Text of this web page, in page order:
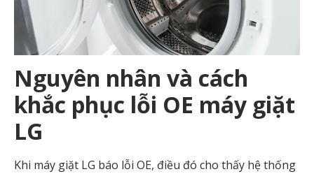
Nguyên nhân và cách
khắc phục lỗi OE máy giặt
LG
Khi máy giặt LG báo lỗi OE, điều đó cho thấy hệ thống